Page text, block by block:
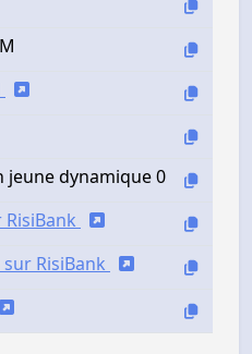
dynamique 0
RisiBank